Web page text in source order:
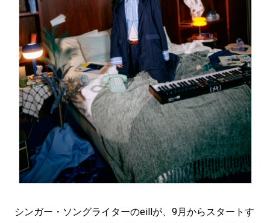
シンガー・ソングライターのeillが、9月からスタートす